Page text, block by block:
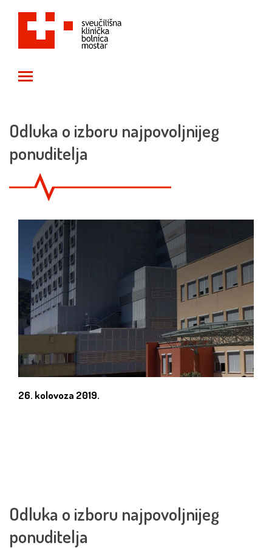
Odluka o izboru najpovoljnijeg
ponuditelja
26. kolovoza 2019.
Odluka o izboru najpovoljnijeg
ponuditelja